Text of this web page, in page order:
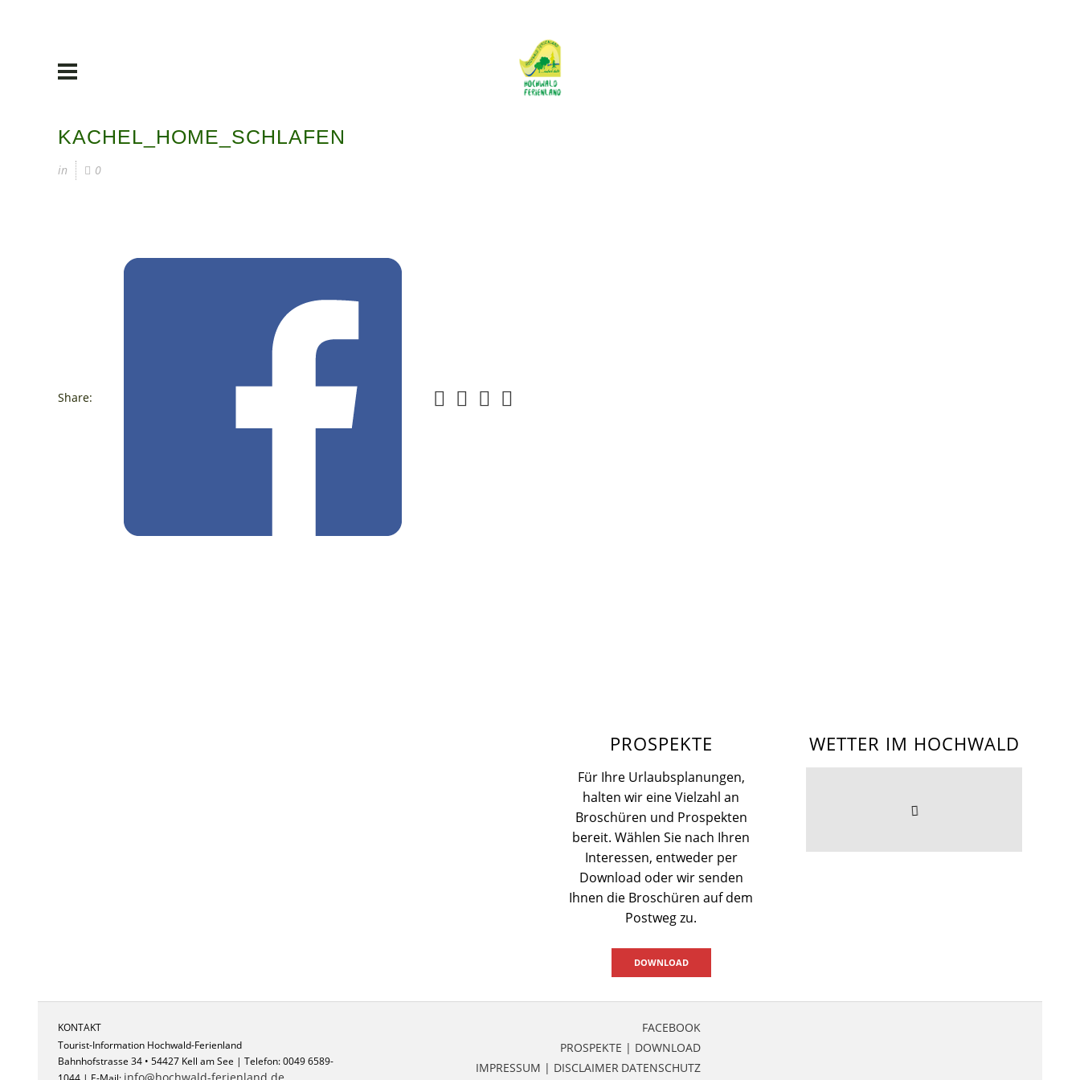
KACHEL_HOME_SCHLAFEN
in 0
Share:
PROSPEKTE
Für Ihre Urlaubsplanungen,
halten wir eine Vielzahl an
Broschüren und Prospekten
bereit. Wählen Sie nach Ihren
Interessen, entweder per
Download oder wir senden
Ihnen die Broschüren auf dem
Postweg zu.
DOWNLOAD
WETTER IM HOCHWALD
KONTAKT
Tourist-Information Hochwald-Ferienland
Bahnhofstrasse 34 • 54427 Kell am See | Telefon: 0049 6589-
FACEBOOK
PROSPEKTE | DOWNLOAD
IMPRESSUM | DISCLAIMER DATENSCHUTZ